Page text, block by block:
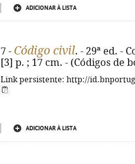
ADICIONAR À LISTA
7 - Código civil. - 29ª ed. -
[3] p. ; 17 cm. - (Códigos de
Link persistente: http://
ADICIONAR À LISTA